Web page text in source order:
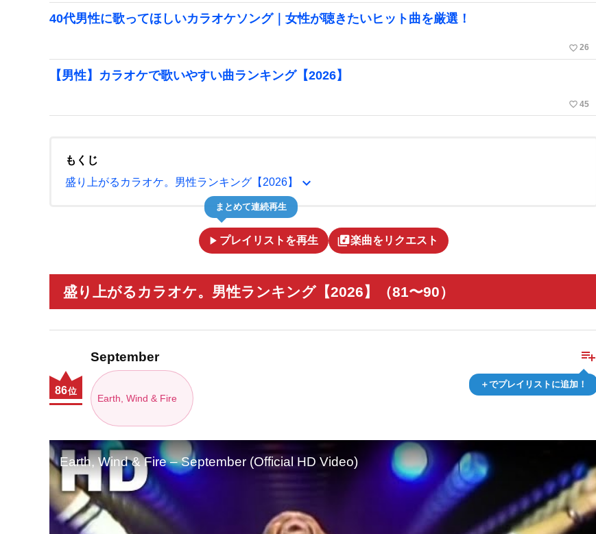
40代男性に歌ってほしいカラオケソング｜女性が聴きたいヒット曲を厳選！
favorite_border 26
【男性】カラオケで歌いやすい曲ランキング【2026】
favorite_border 45
もくじ
盛り上がるカラオケ。男性ランキング【2026】
expand_more
play_arrow プレイリストを再生
まとめて連続再生
library_music楽曲をリクエスト
盛り上がるカラオケ。男性ランキング【2026】（81〜90）
playlist_add
＋でプレイリストに追加！
September
Earth, Wind & Fire
86位
Earth, Wind & Fire – September (Official HD Video)